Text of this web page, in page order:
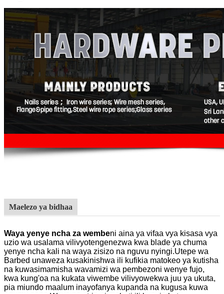
Maelezo ya bidhaa
Waya yenye ncha za wembeni aina ya vifaa vya kisasa vya
uzio wa usalama vilivyotengenezwa kwa blade ya chuma
yenye ncha kali na waya zisizo na nguvu nyingi.Utepe wa
Barbed unaweza kusakinishwa ili kufikia matokeo ya kutisha
na kuwasimamisha wavamizi wa pembezoni wenye fujo,
kwa kung'oa na kukata viwembe vilivyowekwa juu ya ukuta,
pia miundo maalum inayofanya kupanda na kugusa kuwa